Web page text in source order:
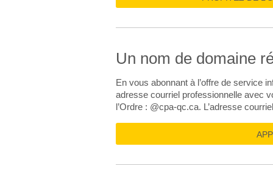
Un nom de domaine
En vous abonnant à l’offre de service
adresse courriel professionnelle avec
l’Ordre : @cpa-qc.ca. L’adresse